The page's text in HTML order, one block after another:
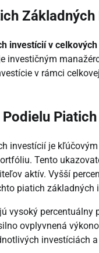
investícií v
investičným
v rámci
investícií je
Tento
aktív. Vyšší
piatich základných
vysoký
ovplyvnená
investíciách